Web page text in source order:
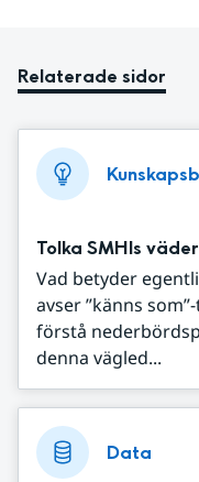
Relaterade sidor
Tolka SMHIs
Vad betyder
avser ”känns
förstå
denna vägled...
Data